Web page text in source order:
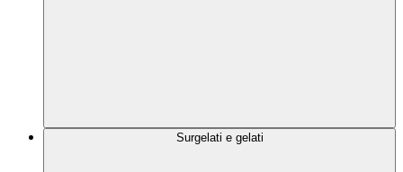
Surgelati e gelati